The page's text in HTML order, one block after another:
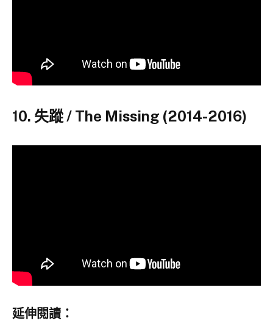
10. 失蹤 / The Missing (2014-2016)
延伸閱讀：